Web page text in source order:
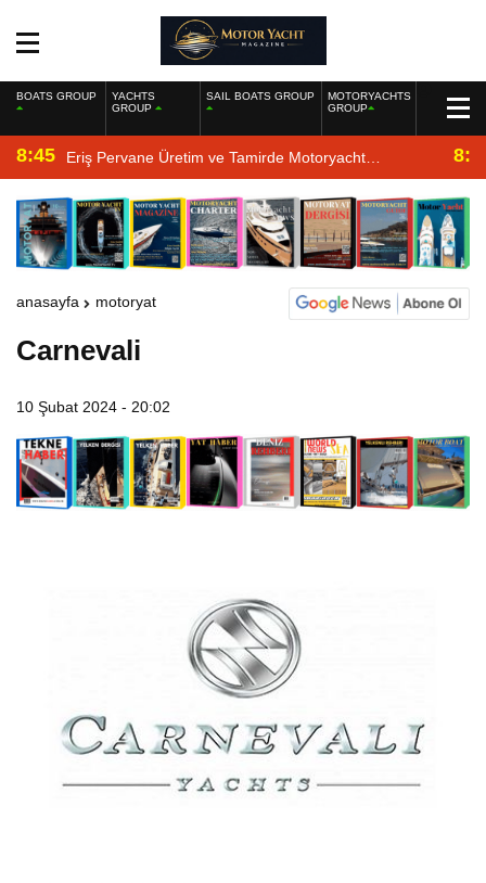
BOATS GROUP
YACHTS
GROUP
SAIL BOATS GROUP
MOTORYACHTS
GROUP
8:45 Eriş Pervane Üretim ve Tamirde Motoryacht
Magazine’de
anasayfa motoryat
Carnevali
10 Şubat 2024 - 20:02